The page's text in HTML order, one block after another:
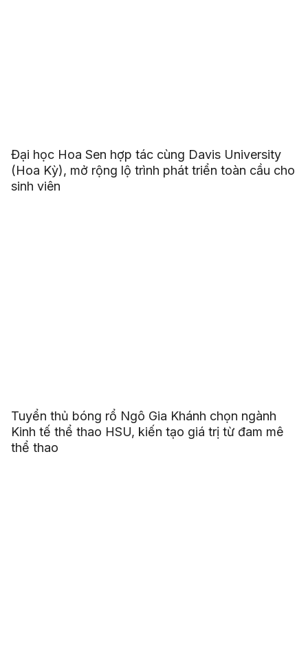
Đại học Hoa Sen hợp tác cùng Davis University
(Hoa Kỳ), mở rộng lộ trình phát triển toàn cầu cho
sinh viên
Tuyển thủ bóng rổ Ngô Gia Khánh chọn ngành
Kinh tế thể thao HSU, kiến tạo giá trị từ đam mê
thể thao